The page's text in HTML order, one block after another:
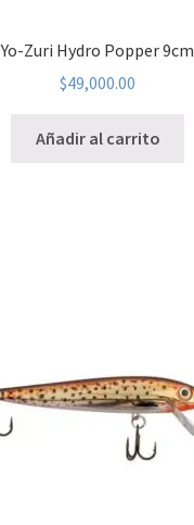
Yo-Zuri Hydro Popper 9cm
$49,000.00
Añadir al carrito